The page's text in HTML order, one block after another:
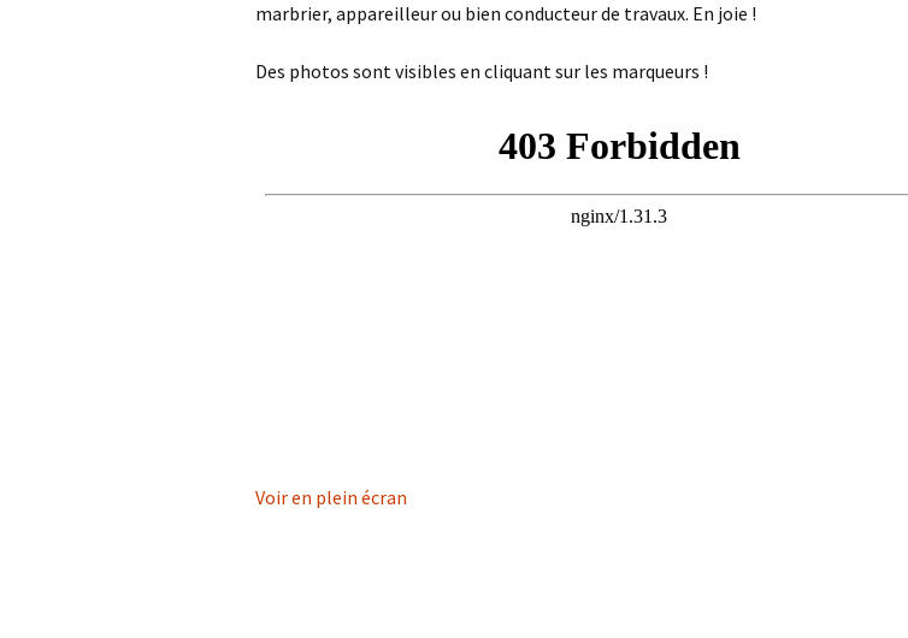
marbrier, appareilleur ou bien conducteur de travaux. En joie !
Des photos sont visibles en cliquant sur les marqueurs !
Voir en plein écran